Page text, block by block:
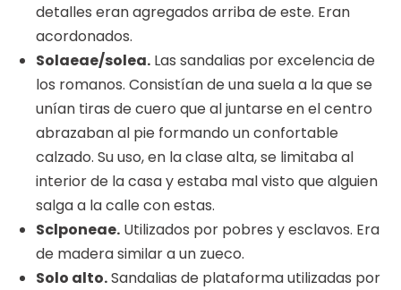
detalles eran agregados arriba de este. Eran
acordonados.
Solaeae/solea. Las sandalias por excelencia de
los romanos. Consistían de una suela a la que se
unían tiras de cuero que al juntarse en el centro
abrazaban al pie formando un confortable
calzado. Su uso, en la clase alta, se limitaba al
interior de la casa y estaba mal visto que alguien
salga a la calle con estas.
Sclponeae. Utilizados por pobres y esclavos. Era
de madera similar a un zueco.
Solo alto.Sandalias de plataforma utilizadas por